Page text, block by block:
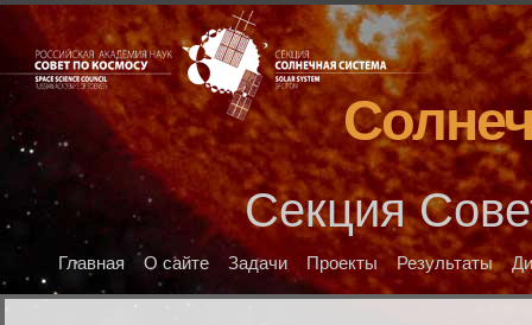
Секция
Главная О сайте Задачи Проекты Результаты